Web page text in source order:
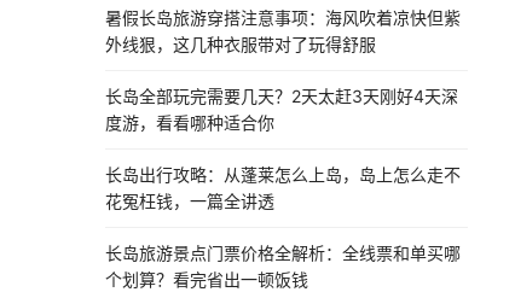
暑假长岛旅游穿搭注意事项：海风吹着凉快但紫
外线狠，这几种衣服带对了玩得舒服
长岛全部玩完需要几天？2天太赶3天刚好4天深
度游，看看哪种适合你
长岛出行攻略：从蓬莱怎么上岛，岛上怎么走不
花冤枉钱，一篇全讲透
长岛旅游景点门票价格全解析：全线票和单买哪
个划算？看完省出一顿饭钱